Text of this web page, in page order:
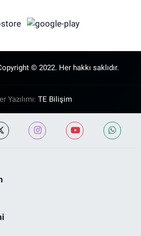
© 2022. Her hakkı saklıdır.
Yazılımı: TE Bilişim